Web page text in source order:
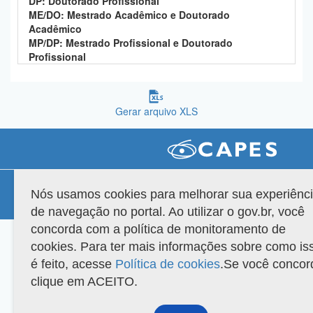
PlanaltoME/DO: Mestrado Acadêmico e Doutorado
Acadêmico
MP/DP: Mestrado Profissional e Doutorado
Profissional
Gerar arquivo XLS
Versão do sistema: 3.88.9 Copyright 2022 Capes. Todos os direitos reservados.
Nós usamos cookies para melhorar sua
de navegação no portal. Ao utilizar o gov.br, você
concorda com a política de monitoramento de
cookies. Para ter mais informações sobre como
é feito, acesse Política de cookies.Se você
clique em ACEITO.